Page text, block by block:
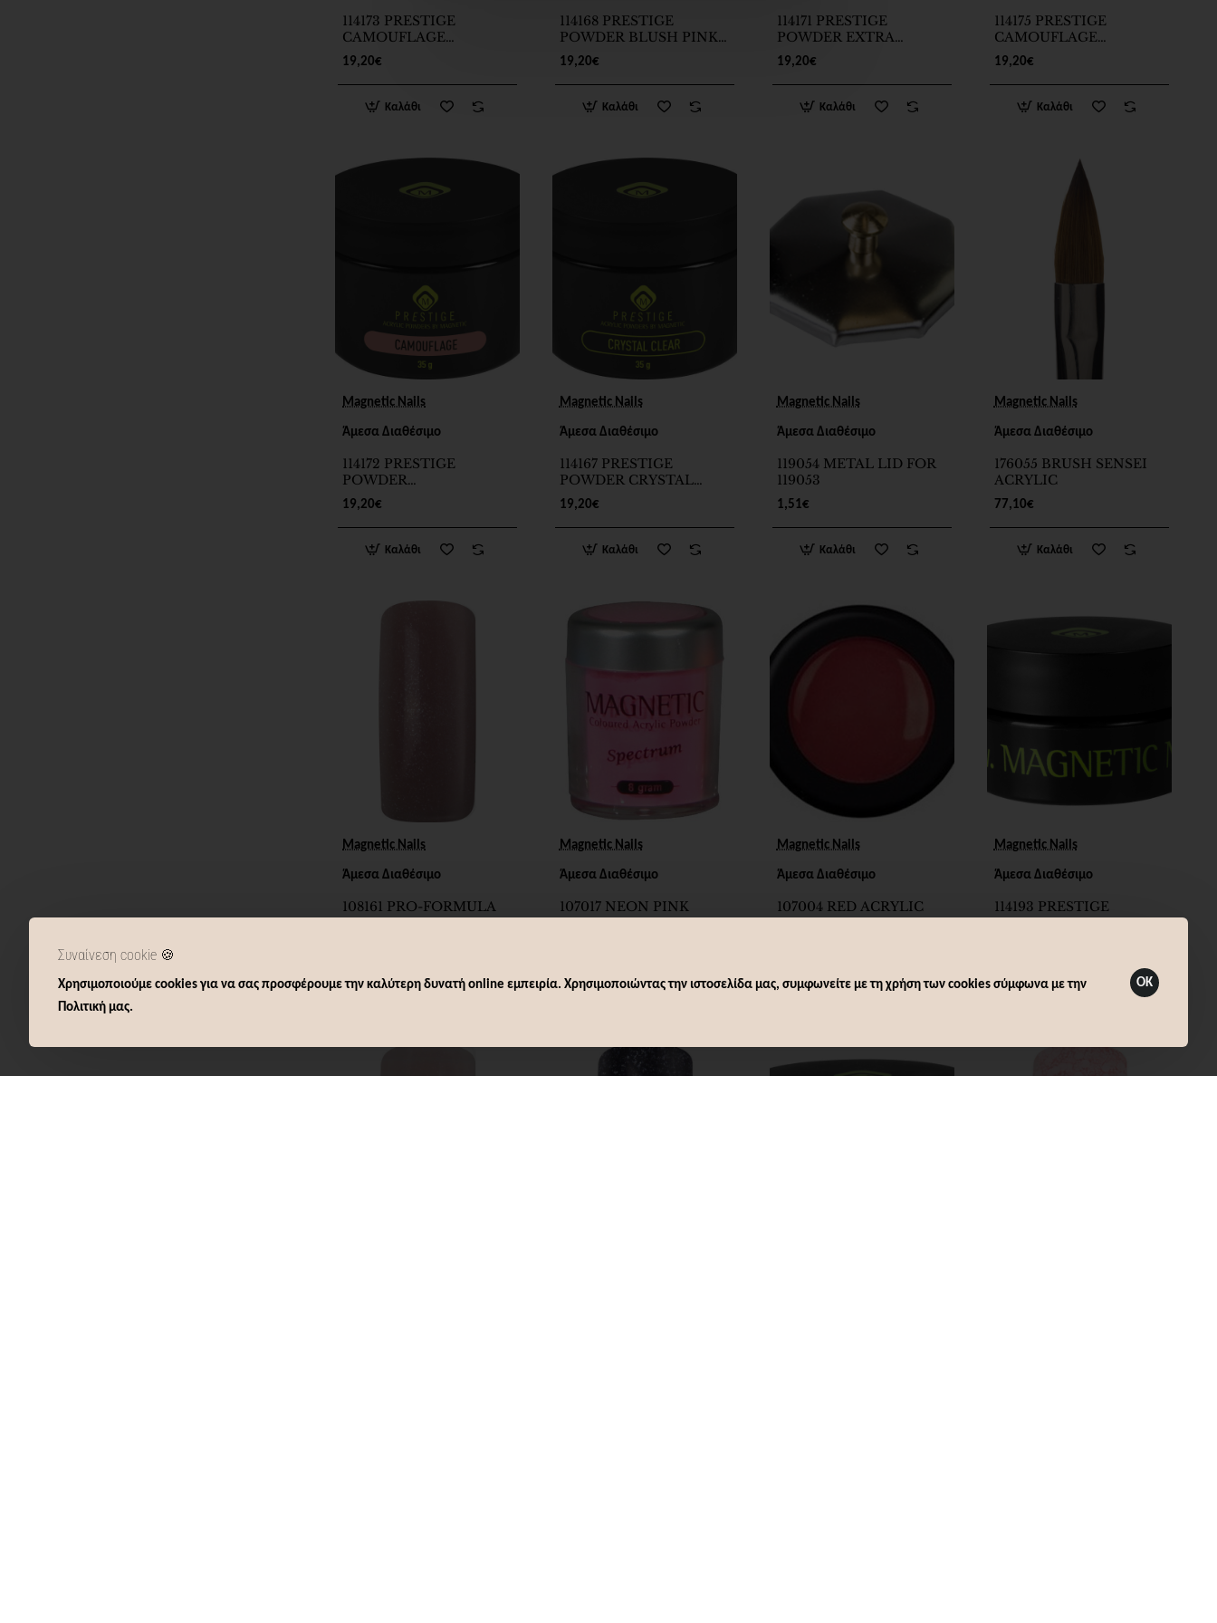
Συναίνεση cookie 🍪
Χρησιμοποιούμε cookies για να σας προσφέρουμε την καλύτερη δυνατή online εμπειρία. Χρησιμοποιώντας την ιστοσελίδα μας, συμφωνείτε με τη χρήση των cookies σύμφωνα με την
Πολιτική μας.
OK
114173 PRESTIGE
CAMOUFLAGE
POWDER WARM PINK
35g
19,20€
Καλάθι
114168 PRESTIGE
POWDER BLUSH PINK
35g
19,20€
Καλάθι
114171 PRESTIGE
POWDER EXTRA
WHITE 35g
19,20€
Καλάθι
114175 PRESTIGE
CAMOUFLAGE
POWDER COOL PINK
35g
19,20€
Καλάθι
Magnetic Nails
Άμεσα Διαθέσιμο
114172 PRESTIGE
POWDER
CAMOUFLAGE PINK 35g
19,20€
Καλάθι
Magnetic Nails
Άμεσα Διαθέσιμο
114167 PRESTIGE
POWDER CRYSTAL
CLEAR 35g
19,20€
Καλάθι
Magnetic Nails
Άμεσα Διαθέσιμο
119054 METAL LID FOR
119053
1,51€
Καλάθι
Magnetic Nails
Άμεσα Διαθέσιμο
176055 BRUSH SENSEI
ACRYLIC
77,10€
Καλάθι
Magnetic Nails
Άμεσα Διαθέσιμο
108161 PRO-FORMULA
SPARKLING NUDES
Καλάθι
Magnetic Nails
Άμεσα Διαθέσιμο
107017 NEON PINK
ACRYLIC POWDER 8g
Καλάθι
Magnetic Nails
Άμεσα Διαθέσιμο
107004 RED ACRYLIC
POWDER SPECTRUM
Καλάθι
Magnetic Nails
Άμεσα Διαθέσιμο
114193 PRESTIGE
POWDER CRYSTAL
Καλάθι